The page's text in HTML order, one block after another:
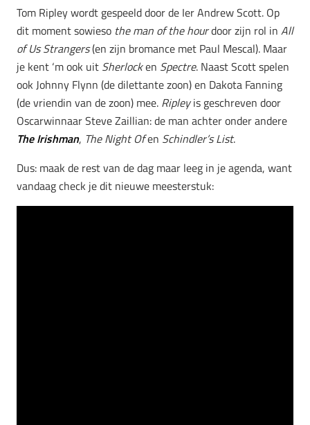
Tom Ripley wordt gespeeld door de Ier Andrew Scott. Op
dit moment sowieso the man of the hourdoor zijn rol in All
of Us Strangers(en zijn bromance met Paul Mescal). Maar
je kent ‘m ook uit Sherlocken Spectre. Naast Scott spelen
ook Johnny Flynn (de dilettante zoon) en Dakota Fanning
(de vriendin van de zoon) mee. Ripleyis geschreven door
Oscarwinnaar Steve Zaillian: de man achter onder andere
The Irishman, The Night Ofen Schindler’s List.
Dus: maak de rest van de dag maar leeg in je agenda, want
vandaag check je dit nieuwe meesterstuk: